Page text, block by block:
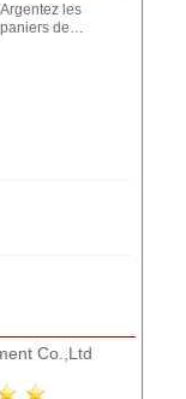
Argentez les
paniers de
Co.,Ltd